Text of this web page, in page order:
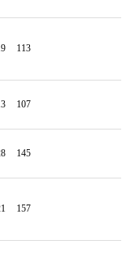
113
107
145
157